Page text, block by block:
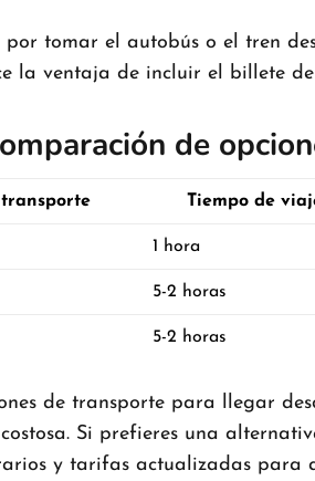
por tomar el autobús o el tren
la ventaja de incluir el billete
de
Tiempo de
1 hora
5-2 horas
5-2 horas
de transporte para llegar
Si prefieres una
y tarifas actualizadas para